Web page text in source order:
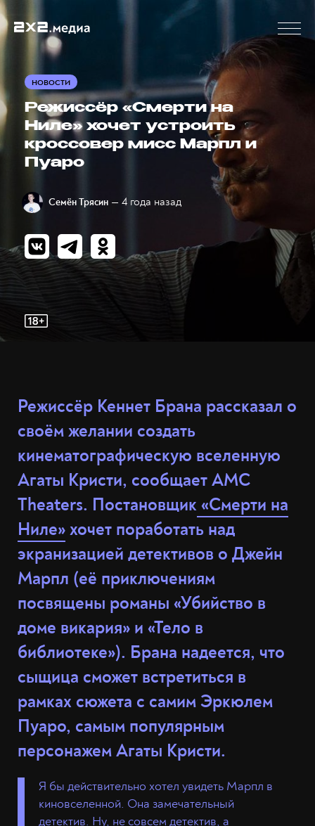
НОВОСТИ
Режиссёр «Смерти на
Ниле» хочет устроить
кроссовер мисс Марпл и
Пуаро
Семён Трясин — 4 года назад
Режиссёр Кеннет Брана рассказал о
своём желании создать
кинематографическую вселенную
Агаты Кристи, сообщает AMC
Theaters. Постановщик«Смерти на
Ниле»хочет поработать над
экранизацией детективов о Джейн
Марпл (её приключениям
посвящены романы «Убийство в
доме викария» и «Тело в
библиотеке»). Брана надеется, что
сыщица сможет встретиться в
рамках сюжета с самим Эркюлем
Пуаро, самым популярным
персонажем Агаты Кристи.
Я бы действительно хотел увидеть Марпл в
киновселенной. Она замечательный
детектив. Ну, не совсем детектив, а